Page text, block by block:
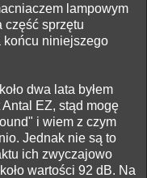
lampowym
część sprzętu
końcu niniejszego
dwa lata byłem
EZ, stąd mogę
i wiem z czym
Jednak nie są to
ich zwyczajowo
wartości 92 dB. Na